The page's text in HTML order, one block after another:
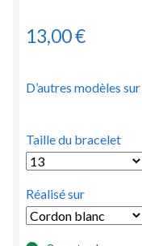
13,00€
D’autres modèles sur
Taille du bracelet
Réalisé sur